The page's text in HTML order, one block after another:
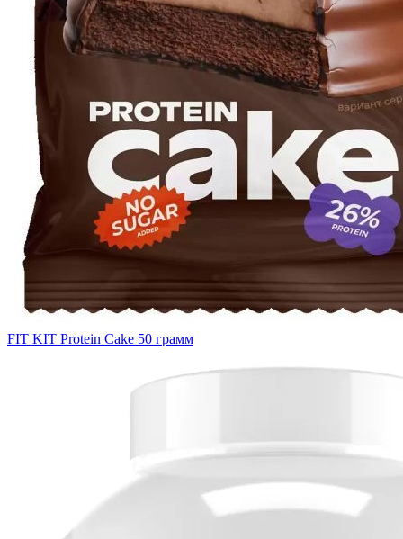
FIT KIT Protein Cake 50 грамм